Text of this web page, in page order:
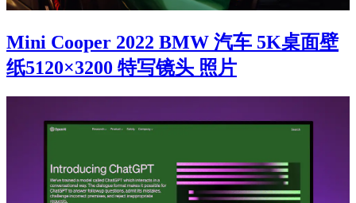
Mini Cooper 2022 BMW 汽车 5K桌面壁
纸5120×3200 特写镜头 照片